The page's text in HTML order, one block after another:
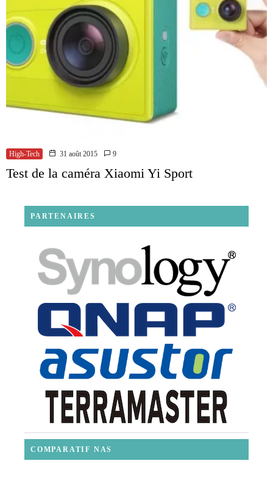
High-Tech 31 août 2015 9
Test de la caméra Xiaomi Yi Sport
PARTENAIRES
COMPARATIF NAS